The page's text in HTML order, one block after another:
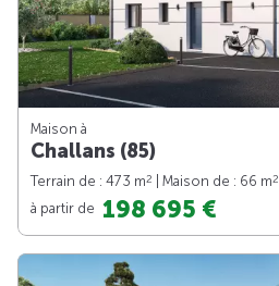
Maison à
Challans (85)
Terrain de : 473 m2 | Maison de : 66 m2
à partir de 198 695 €